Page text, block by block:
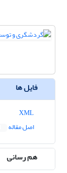
فایل ها
اصل مقاله
هم رسانی